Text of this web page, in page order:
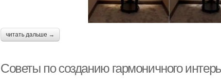
читать дальше →
Советы по созданию гармоничного